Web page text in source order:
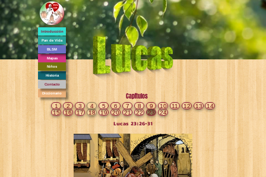
Introducción
Pan de Vida
BLSM
Mapas
Niños
Historia
Contacto
Diccionario Capítulos
1 2 3 4 5 6 7 8 9 10 11 12 13
14
15
16 17 18 19 20 21 22 23
24
Lucas 23:26-31